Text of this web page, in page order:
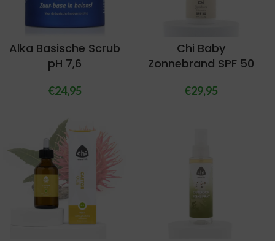
Alka Basische Scrub
pH 7,6
€24,95
Chi Baby
Zonnebrand SPF 50
€29,95